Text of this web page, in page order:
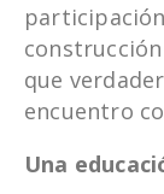
que
encuentro
Una